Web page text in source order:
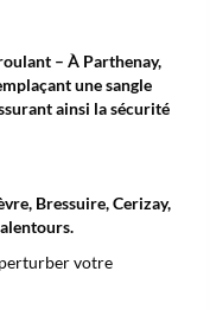
– À Parthenay,
une sangle
ainsi la sécurité
Bressuire, Cerizay,
votre